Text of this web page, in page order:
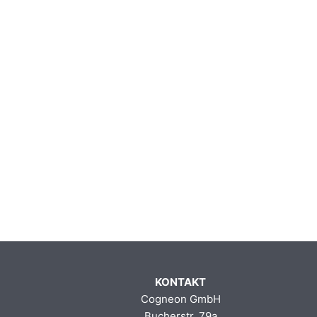
KONTAKT
Cogneon GmbH